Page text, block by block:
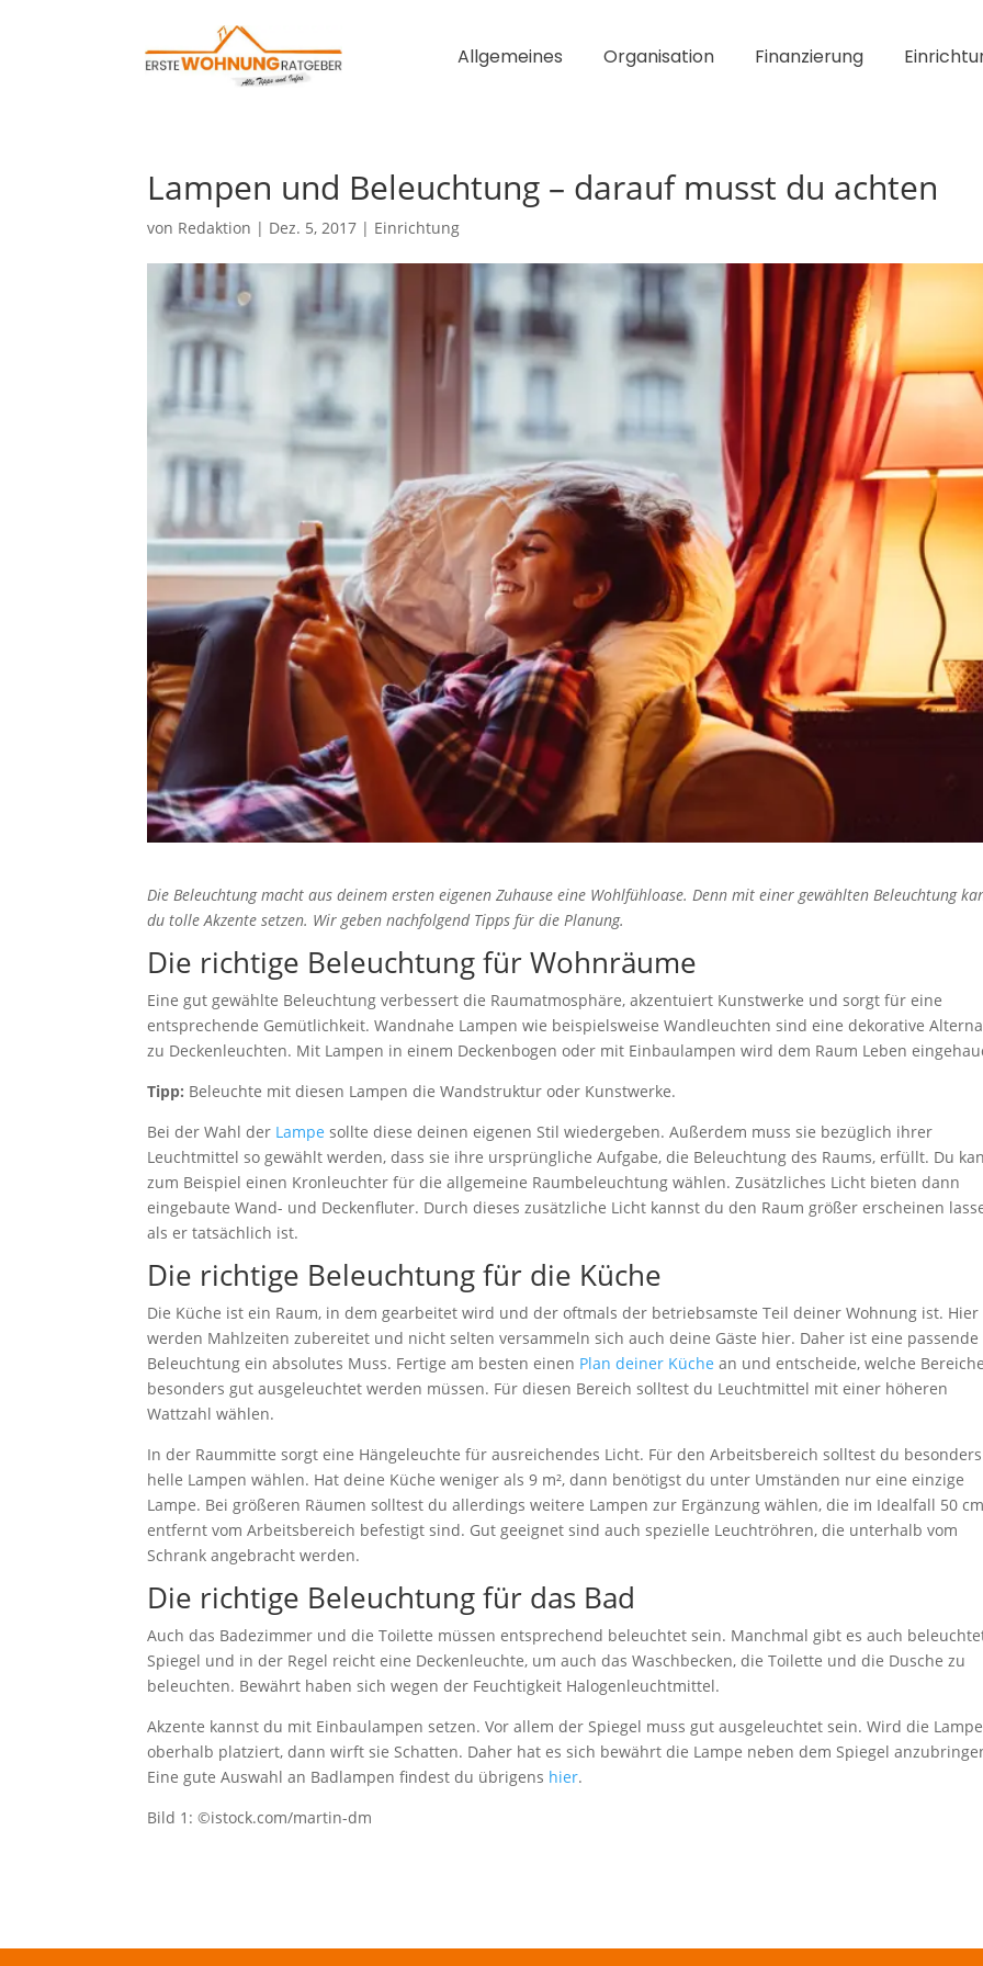
Allgemeines Organisation Finanzierung
Lampen und Beleuchtung – darauf musst du achten
von Redaktion | Dez. 5, 2017 | Einrichtung
Die Beleuchtung macht aus deinem ersten eigenen Zuhause eine Wohlfühloase. Denn mit einer gewählten Beleuchtung
du tolle Akzente setzen. Wir geben nachfolgend Tipps für die Planung.
Die richtige Beleuchtung für Wohnräume
Eine gut gewählte Beleuchtung verbessert die Raumatmosphäre, akzentuiert Kunstwerke und sorgt für eine
entsprechende Gemütlichkeit. Wandnahe Lampen wie beispielsweise Wandleuchten sind eine dekorative
zu Deckenleuchten. Mit Lampen in einem Deckenbogen oder mit Einbaulampen wird dem Raum Leben
Tipp: Beleuchte mit diesen Lampen die Wandstruktur oder Kunstwerke.
Bei der Wahl der Lampe sollte diese deinen eigenen Stil wiedergeben. Außerdem muss sie bezüglich ihrer
Leuchtmittel so gewählt werden, dass sie ihre ursprüngliche Aufgabe, die Beleuchtung des Raums, erfüllt. Du
zum Beispiel einen Kronleuchter für die allgemeine Raumbeleuchtung wählen. Zusätzliches Licht bieten dann
eingebaute Wand- und Deckenfluter. Durch dieses zusätzliche Licht kannst du den Raum größer erscheinen
als er tatsächlich ist.
Die richtige Beleuchtung für die Küche
Die Küche ist ein Raum, in dem gearbeitet wird und der oftmals der betriebsamste Teil deiner Wohnung ist. Hier
werden Mahlzeiten zubereitet und nicht selten versammeln sich auch deine Gäste hier. Daher ist eine passende
Beleuchtung ein absolutes Muss. Fertige am besten einen Plan deiner Küche an und entscheide, welche Bereiche
besonders gut ausgeleuchtet werden müssen. Für diesen Bereich solltest du Leuchtmittel mit einer höheren
Wattzahl wählen.
In der Raummitte sorgt eine Hängeleuchte für ausreichendes Licht. Für den Arbeitsbereich solltest du besonders
helle Lampen wählen. Hat deine Küche weniger als 9 m², dann benötigst du unter Umständen nur eine einzige
Lampe. Bei größeren Räumen solltest du allerdings weitere Lampen zur Ergänzung wählen, die im Idealfall 50 cm
entfernt vom Arbeitsbereich befestigt sind. Gut geeignet sind auch spezielle Leuchtröhren, die unterhalb vom
Schrank angebracht werden.
Die richtige Beleuchtung für das Bad
Auch das Badezimmer und die Toilette müssen entsprechend beleuchtet sein. Manchmal gibt es auch
Spiegel und in der Regel reicht eine Deckenleuchte, um auch das Waschbecken, die Toilette und die Dusche zu
beleuchten. Bewährt haben sich wegen der Feuchtigkeit Halogenleuchtmittel.
Akzente kannst du mit Einbaulampen setzen. Vor allem der Spiegel muss gut ausgeleuchtet sein. Wird die Lampe
oberhalb platziert, dann wirft sie Schatten. Daher hat es sich bewährt die Lampe neben dem Spiegel
Eine gute Auswahl an Badlampen findest du übrigens hier.
Bild 1: ©istock.com/martin-dm